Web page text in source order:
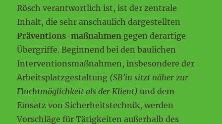
Rösch verantwortlich ist, ist der zentrale
Inhalt, die sehr anschaulich dargestellten
Präventions-maßnahmen gegen derartige
Übergriffe. Beginnend bei den baulichen
Interventionsmaßnahmen, insbesondere der
Arbeitsplatzgestaltung (SB’in sitzt näher zur
Fluchtmöglichkeit als der Klient) und dem
Einsatz von Sicherheitstechnik, werden
Vorschläge für Tätigkeiten außerhalb des